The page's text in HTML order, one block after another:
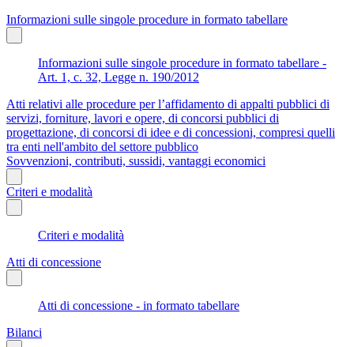
Informazioni sulle singole procedure in formato tabellare
Informazioni sulle singole procedure in formato tabellare -
Art. 1, c. 32, Legge n. 190/2012
Atti relativi alle procedure per l’affidamento di appalti pubblici di
servizi, forniture, lavori e opere, di concorsi pubblici di
progettazione, di concorsi di idee e di concessioni, compresi quelli
tra enti nell'ambito del settore pubblico
Sovvenzioni, contributi, sussidi, vantaggi economici
Criteri e modalità
Criteri e modalità
Atti di concessione
Atti di concessione - in formato tabellare
Bilanci